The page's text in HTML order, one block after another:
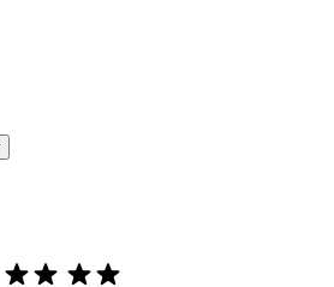
av Bazaarvoice og overholder
av produkt- og stjernevurdering er